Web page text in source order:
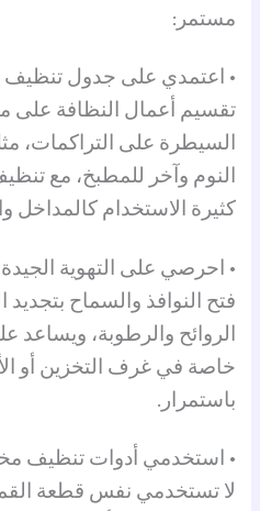
مستمر:
• اعتمدي على جدول
تقسيم أعمال النظافة على
السيطرة على
النوم وآخر للمطبخ، مع
كثيرة الاستخدام كالمداخل
• احرصي على التهوية الجيدة
فتح النوافذ والسماح بتجديد
الروائح والرطوبة، ويساعد
خاصة في غرف التخزين أو
باستمرار.
• استخدمي أدوات تنظيف
لا تستخدمي نفس قطعة